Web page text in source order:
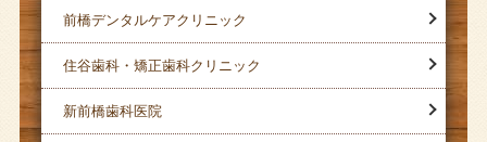
前橋デンタルケアクリニック
住谷歯科・矯正歯科クリニック
新前橋歯科医院